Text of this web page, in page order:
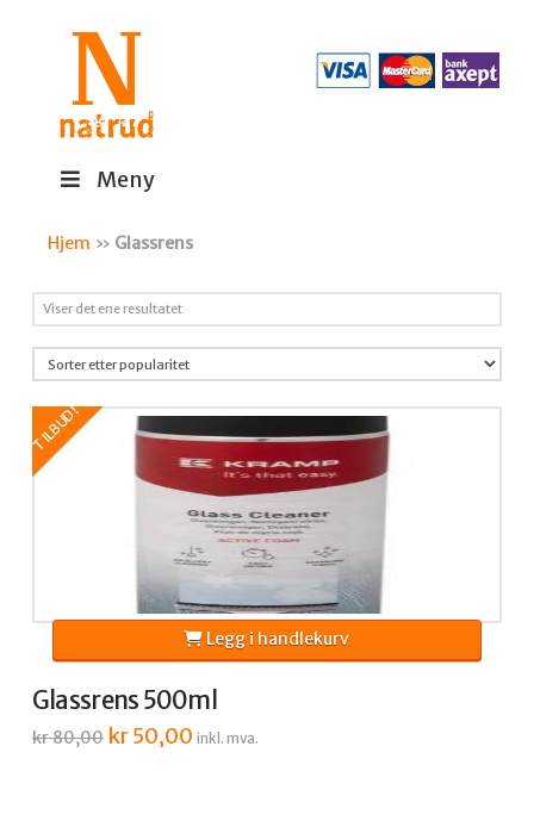
Meny
Hjem » Glassrens
Viser det ene resultatet
TILBUD!
Glassrens 500ml
kr80,00 Opprinnelig
pris
kr50,00Nåværende
pris
inkl. mva.
Legg i handlekurv